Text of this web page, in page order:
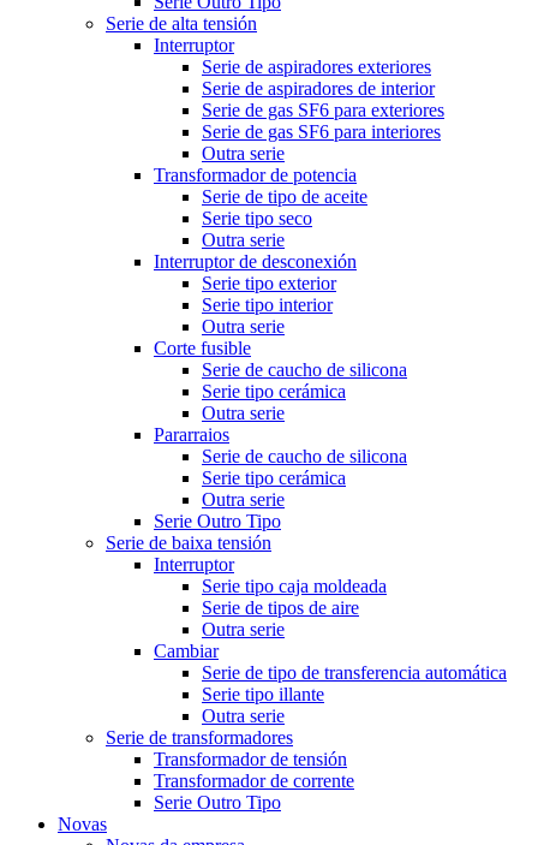
Serie de alta tensión
Interruptor
Serie de aspiradores exteriores
Serie de aspiradores de interior
Serie de gas SF6 para exteriores
Serie de gas SF6 para interiores
Outra serie
Transformador de potencia
Serie de tipo de aceite
Serie tipo seco
Outra serie
Interruptor de desconexión
Serie tipo exterior
Serie tipo interior
Outra serie
Corte fusible
Serie de caucho de silicona
Serie tipo cerámica
Outra serie
Pararraios
Serie de caucho de silicona
Serie tipo cerámica
Outra serie
Serie Outro Tipo
Serie de baixa tensión
Interruptor
Serie tipo caja moldeada
Serie de tipos de aire
Outra serie
Cambiar
Serie de tipo de transferencia automática
Serie tipo illante
Outra serie
Serie de transformadores
Transformador de tensión
Transformador de corrente
Serie Outro Tipo
Novas